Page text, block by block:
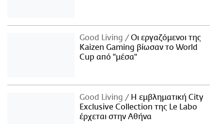
Good Living
Οι εργαζόμενοι της
Kaizen Gaming βίωσαν το World
Cup από "μέσα"
Good Living
Η εμβληματική City
Exclusive Collection της Le Labo
έρχεται στην Αθήνα